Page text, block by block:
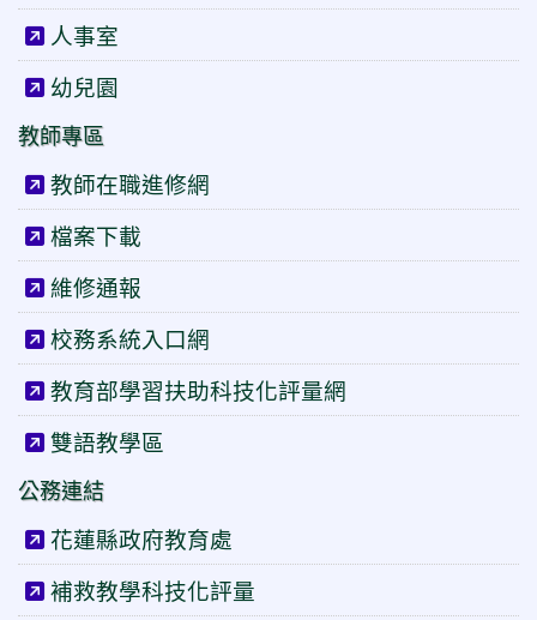
人事室
幼兒園
教師專區
教師在職進修網
檔案下載
維修通報
校務系統入口網
教育部學習扶助科技化評量網
雙語教學區
公務連結
花蓮縣政府教育處
補救教學科技化評量